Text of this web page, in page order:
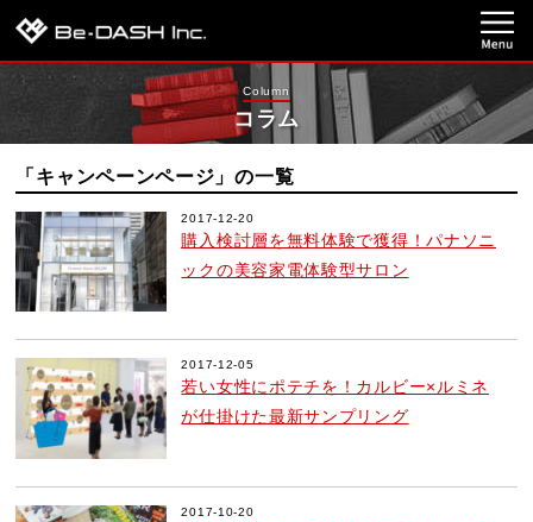
Column
コラム
「キャンペーンページ」の一覧
2017-12-20
購入検討層を無料体験で獲得！パナソニ
ックの美容家電体験型サロン
2017-12-05
若い女性にポテチを！カルビー×ルミネ
が仕掛けた最新サンプリング
2017-10-20